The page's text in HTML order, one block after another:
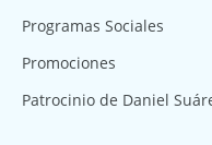
Programas Sociales
Promociones
Patrocinio de Daniel